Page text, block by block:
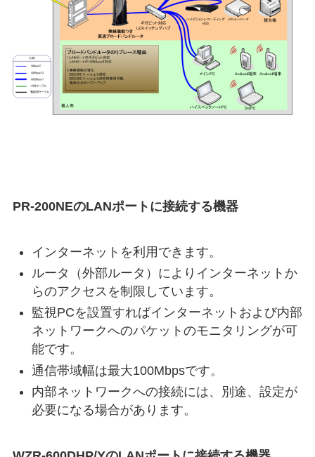
PR-200NEのLANポートに接続する機器
インターネットを利用できます。
ルータ（外部ルータ）によりインターネットか
らのアクセスを制限しています。
監視PCを設置すればインターネットおよび内部
ネットワークへのパケットのモニタリングが可
能です。
通信帯域幅は最大100Mbpsです。
内部ネットワークへの接続には、別途、設定が
必要になる場合があります。